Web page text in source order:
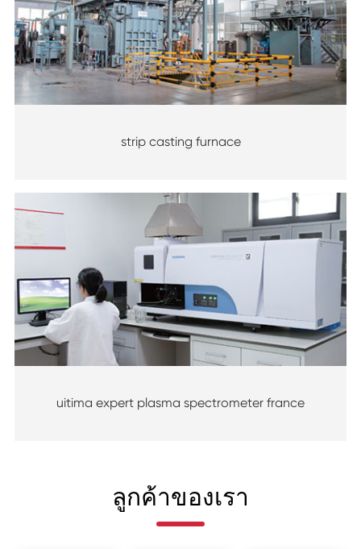
strip casting furnace
uitima expert plasma spectrometer france
ลูกค้าของเรา